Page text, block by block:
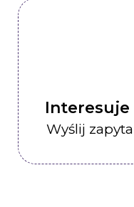
Wyślij